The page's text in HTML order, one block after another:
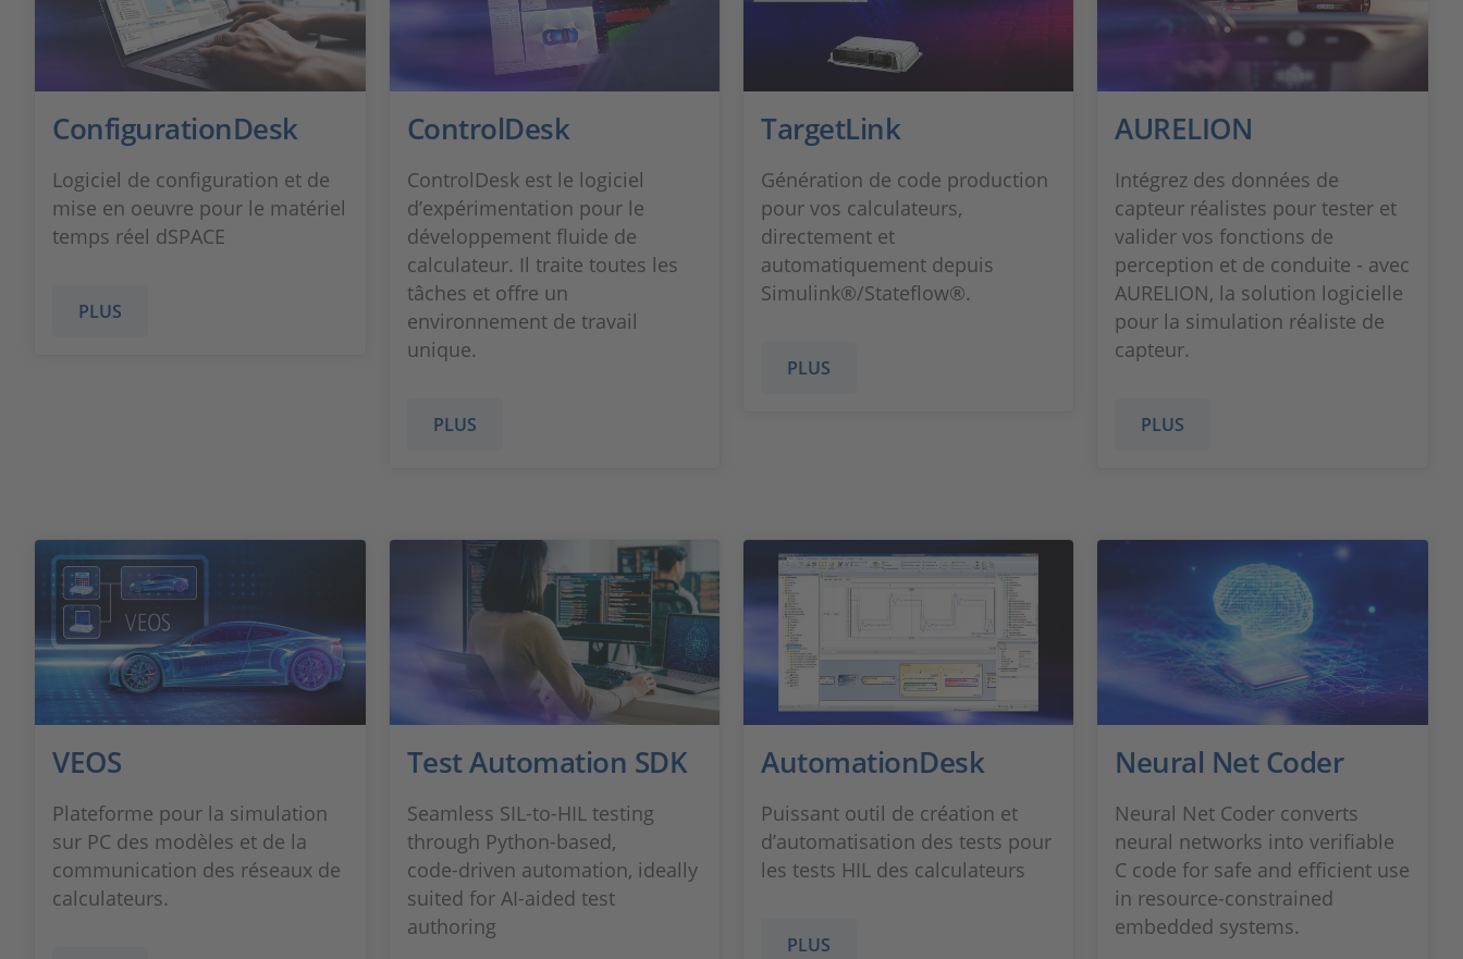
ConfigurationDesk
Logiciel de configuration et de
mise en oeuvre pour le matériel
temps réel dSPACE
PLUS
ControlDesk
ControlDesk est le logiciel
d’expérimentation pour le
développement fluide de
calculateur. Il traite toutes les
tâches et offre un
environnement de travail
unique.
PLUS
TargetLink
Génération de code production
pour vos calculateurs,
directement et
automatiquement depuis
Simulink®/Stateflow®.
PLUS
AURELION
Intégrez des données de
capteur réalistes pour tester et
valider vos fonctions de
perception et de conduite - avec
AURELION, la solution logicielle
pour la simulation réaliste de
capteur.
PLUS
VEOS
Plateforme pour la simulation
sur PC des modèles et de la
communication des réseaux de
calculateurs.
Test Automation SDK
Seamless SIL‑to‑HIL testing
through Python‑based,
code‑driven automation, ideally
suited for AI‑aided test
authoring
AutomationDesk
Puissant outil de création et
d’automatisation des tests pour
les tests HIL des calculateurs
PLUS
Neural Net Coder
Neural Net Coder converts
neural networks into verifiable
C code for safe and efficient use
in resource-constrained
embedded systems.